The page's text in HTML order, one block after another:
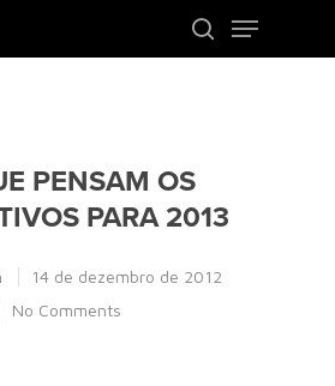
PENSAM OS
PARA 2013
14 de dezembro de 2012
No Comments